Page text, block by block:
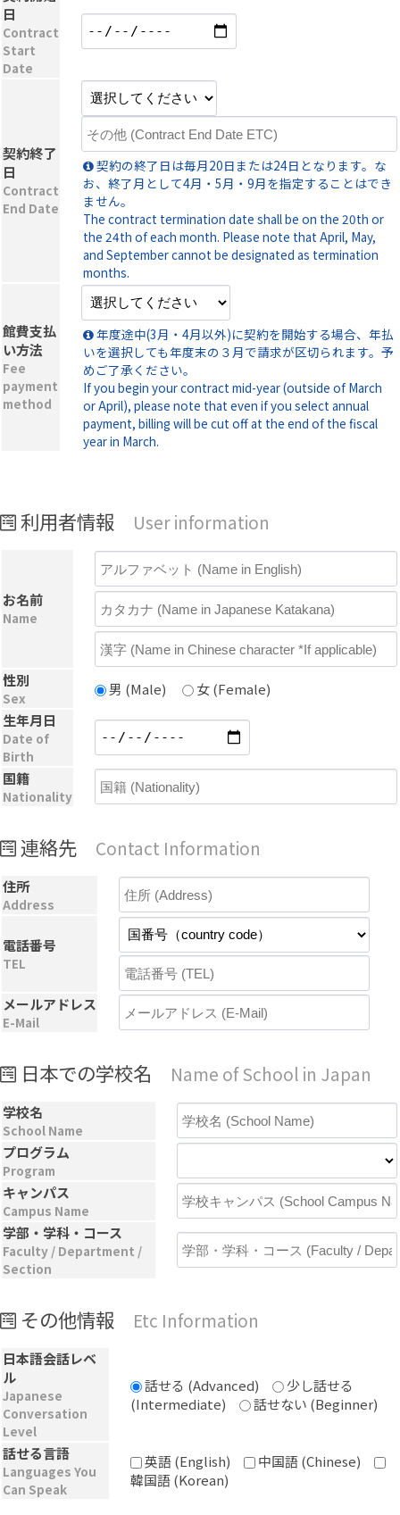
日
Contract
Start
Date
契約終了
日
Contract
End Date
契約の終了日は毎月20日または24日となります。な
お、終了月として4月・5月・9月を指定することはでき
ません。
The contract termination date shall be on the 20th or
the 24th of each month. Please note that April, May,
and September cannot be designated as termination
months.
館費支払
い方法
Fee
payment
method
年度途中(3月・4月以外)に契約を開始する場合、年払
いを選択しても年度末の３月で請求が区切られます。予
めご了承ください。
If you begin your contract mid-year (outside of March
or April), please note that even if you select annual
payment, billing will be cut off at the end of the fiscal
year in March.
利用者情報 User information
お名前
Name
性別
Sex 男 (Male)
女 (Female)
生年月日
Date of
Birth
国籍
Nationality
連絡先 Contact Information
住所
Address
電話番号
TEL
メールアドレス
E-Mail
日本での学校名 Name of School in Japan
学校名
School Name
プログラム
Program
キャンパス
Campus Name
学部・学科・コース
Faculty / Department /
Section
その他情報 Etc Information
日本語会話レベ
ル
Japanese
Conversation
Level
話せる (Advanced)
少し話せる
(Intermediate)
話せない (Beginner)
話せる言語
Languages You
Can Speak
英語 (English)
中国語 (Chinese)
韓国語 (Korean)